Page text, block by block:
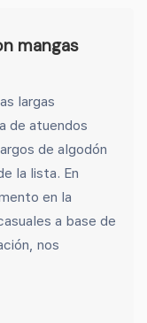
mangas
largas
de atuendos
de algodón
la lista. En
en la
a base de
nos